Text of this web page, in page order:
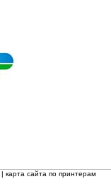
| карта сайта по принтерам